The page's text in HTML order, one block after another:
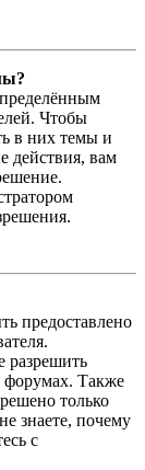
Чтобы
в них темы и
действия, вам
предоставлено
разрешить
форумах. Также
только
знаете, почему
с